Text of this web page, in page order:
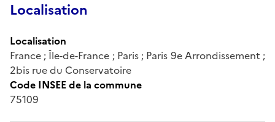
Localisation
Localisation
France ; Île-de-France ; Paris ; Paris 9e Arrondissement ;
2bis rue du Conservatoire
Code INSEE de la commune
75109